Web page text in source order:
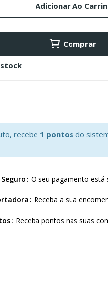
Adicionar Ao
Comprar
recebe 1 pontos do
O seu pagamento está
Receba a sua
Receba pontos nas suas